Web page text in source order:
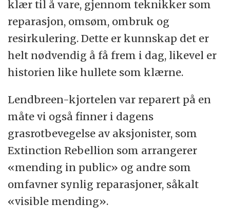
klær til å vare, gjennom teknikker som
reparasjon, omsøm, ombruk og
resirkulering. Dette er kunnskap det er
helt nødvendig å få frem i dag, likevel er
historien like hullete som klærne.
Lendbreen-kjortelen var reparert på en
måte vi også finner i dagens
grasrotbevegelse av aksjonister, som
Extinction Rebellion som arrangerer
«mending in public» og andre som
omfavner synlig reparasjoner, såkalt
«visible mending».